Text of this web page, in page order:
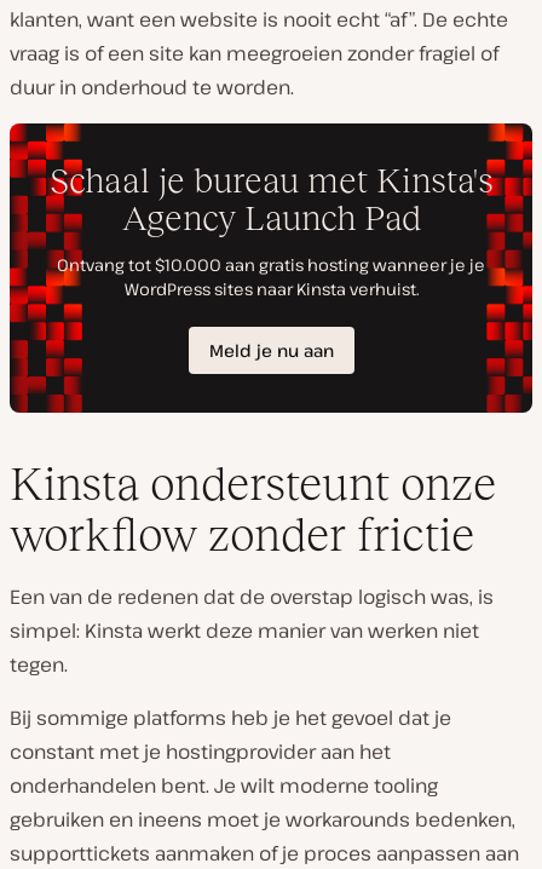
klanten, want een website is nooit echt “af”. De echte
vraag is of een site kan meegroeien zonder fragiel of
duur in onderhoud te worden.
Kinsta ondersteunt onze
workflow zonder frictie
Een van de redenen dat de overstap logisch was, is
simpel: Kinsta werkt deze manier van werken niet
tegen.
Bij sommige platforms heb je het gevoel dat je
constant met je hostingprovider aan het
onderhandelen bent. Je wilt moderne tooling
gebruiken en ineens moet je workarounds bedenken,
supporttickets aanmaken of je proces aanpassen aan